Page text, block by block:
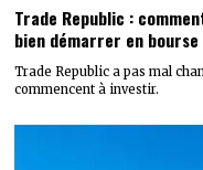
Trade Republic :
bien démarrer en bourse
Trade Republic a pas mal
commencent à investir.